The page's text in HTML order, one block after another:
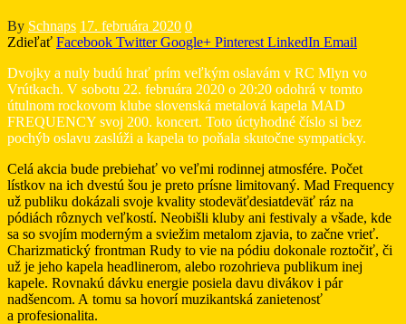
By Schnaps 17. februára 2020 0
Zdieľať Facebook Twitter Google+ Pinterest LinkedIn Email
Dvojky a nuly budú hrať prím veľkým oslavám v RC Mlyn vo
Vrútkach. V sobotu 22. februára 2020 o 20:20 odohrá v tomto
útulnom rockovom klube slovenská metalová kapela MAD
FREQUENCY svoj 200. koncert. Toto úctyhodné číslo si bez
pochýb oslavu zaslúži a kapela to poňala skutočne sympaticky.
Celá akcia bude prebiehať vo veľmi rodinnej atmosfére. Počet
lístkov na ich dvestú šou je preto prísne limitovaný. Mad Frequency
už publiku dokázali svoje kvality stodeväťdesiatdeväť ráz na
pódiách rôznych veľkostí. Neobišli kluby ani festivaly a všade, kde
sa so svojím moderným a sviežim metalom zjavia, to začne vrieť.
Charizmatický frontman Rudy to vie na pódiu dokonale roztočiť, či
už je jeho kapela headlinerom, alebo rozohrieva publikum inej
kapele. Rovnakú dávku energie posiela davu divákov i pár
nadšencom. A tomu sa hovorí muzikantská zanietenosť
a profesionalita.